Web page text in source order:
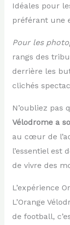
Idéales pour
préférant une
Pour les
rangs des
derrière les
clichés
N’oubliez pas
Vélodrome a
au cœur de
l’essentiel est
de vivre des
L’expérience
L’Orange
de football,